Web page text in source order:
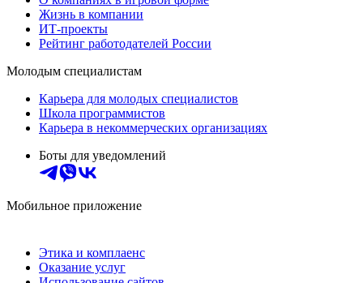
Жизнь в компании
ИТ-проекты
Рейтинг работодателей России
Молодым специалистам
Карьера для молодых специалистов
Школа программистов
Карьера в некоммерческих организациях
Боты для уведомлений
Мобильное приложение
Этика и комплаенс
Оказание услуг